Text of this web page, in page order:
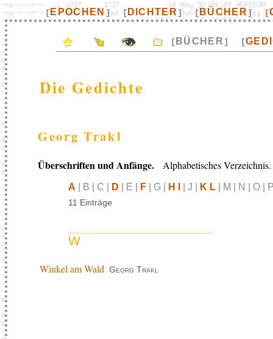
[ EPOCHEN ] [ DICHTER] [ BÜCHER] [
[ BÜCHER] [
Die Gedichte
Georg Trakl
Überschriften und Anfänge. Alphabetisches Verzeichnis.
A | B | C | D | E | F | G | H I | J | K L | M | N | O |
11 Einträge
W
Winkel am Wald Georg Trakl